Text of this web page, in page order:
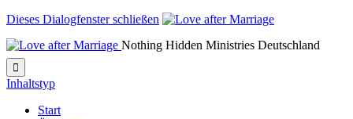
Dieses Dialogfenster schließen
Nothing Hidden Ministries Deutschland

Inhaltstyp
Start